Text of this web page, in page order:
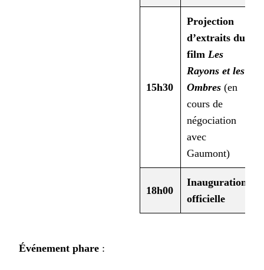
15h30
Projection
d’extraits du
film Les
Rayons et les
Ombres (en
cours de
négociation
avec
Gaumont)
18h00
Inauguration
officielle
Événement phare :